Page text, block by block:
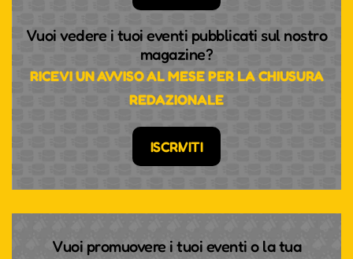
TEMPO UND RHYTHMUS,
PASSION UND PRESSING -
VIELSEITIGKEIT HAT EINEN
eines: extrem leidenschaftlich in allem, was sie tut.
Vuoi vedere i tuoi eventi pubblicati sul nostro
magazine?
RICEVI UN AVVISO AL MESE PER LA CHIUSURA
REDAZIONALE
ISCRIVITI
Vuoi promuovere i tuoi eventi o la tua